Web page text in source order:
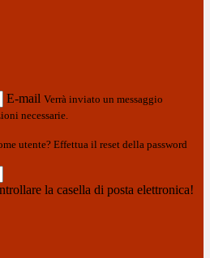
E-mail Verrà inviato un messaggio
necessarie.
utente? Effettua il reset della password
la casella di posta elettronica!